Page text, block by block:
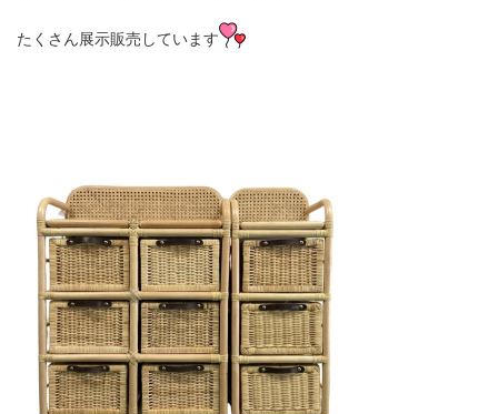
たくさん展示販売しています